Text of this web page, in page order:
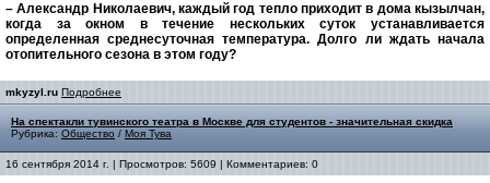
– Александр Николаевич, каждый год тепло приходит в дома кызылчан,
когда за окном в течение нескольких суток устанавливается
определенная среднесуточная температура. Долго ли ждать начала
отопительного сезона в этом году?
mkyzyl.ru Подробнее
На спектакли тувинского театра в Москве для студентов - значительная скидка
Рубрика: Общество / Моя Тува
16 сентября 2014 г. | Просмотров: 5609 | Комментариев: 0